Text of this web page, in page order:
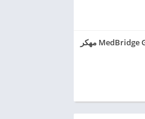
تحميل تطبيق MedBridge GO مهكر